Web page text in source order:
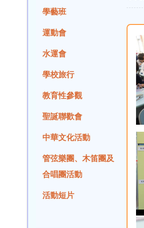
學藝班
運動會
水運會
學校旅行
教育性參觀
聖誕聯歡會
中華文化活動
管弦樂團、木笛團及
合唱團活動
活動短片